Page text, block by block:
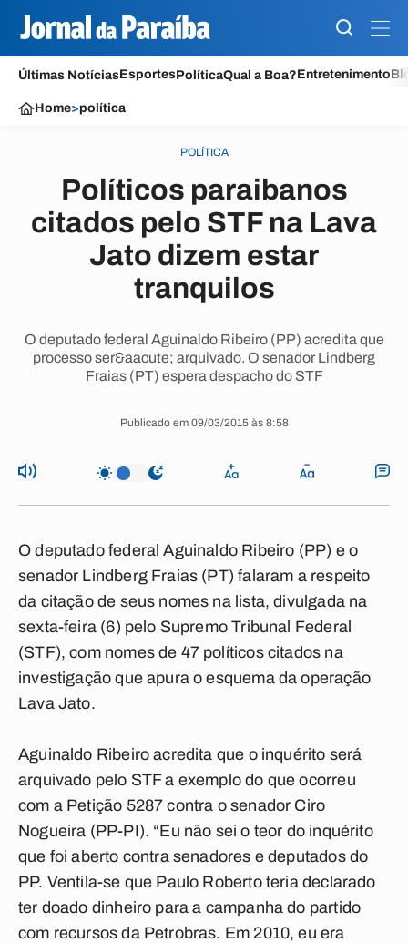
Últimas NotíciasEsportesPolíticaQual a Boa?Entretenimento
Home>política
POLÍTICA
Políticos paraibanos
citados pelo STF na Lava
Jato dizem estar
tranquilos
O deputado federal Aguinaldo Ribeiro (PP) acredita que
processo ser&aacute; arquivado. O senador Lindberg
Fraias (PT) espera despacho do STF
Publicado em 09/03/2015 às 8:58
O deputado federal Aguinaldo Ribeiro (PP) e o
senador Lindberg Fraias (PT) falaram a respeito
da citação de seus nomes na lista, divulgada na
sexta-feira (6) pelo Supremo Tribunal Federal
(STF), com nomes de 47 políticos citados na
investigação que apura o esquema da operação
Lava Jato.
Aguinaldo Ribeiro acredita que o inquérito será
arquivado pelo STF a exemplo do que ocorreu
com a Petição 5287 contra o senador Ciro
Nogueira (PP-PI). “Eu não sei o teor do inquérito
que foi aberto contra senadores e deputados do
PP. Ventila-se que Paulo Roberto teria declarado
ter doado dinheiro para a campanha do partido
com recursos da Petrobras. Em 2010, eu era